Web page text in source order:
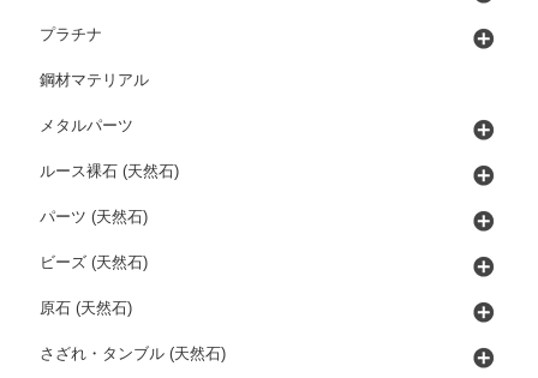
プラチナ
鋼材マテリアル
メタルパーツ
ルース裸石 (天然石)
パーツ (天然石)
ビーズ (天然石)
原石 (天然石)
さざれ・タンブル (天然石)